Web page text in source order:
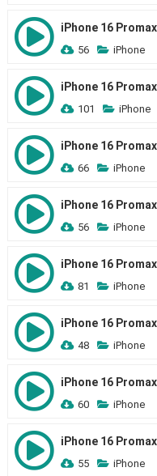
iPhone 16
56 iPhone
iPhone 16
101 iPhone
iPhone 16
66 iPhone
iPhone 16
56 iPhone
iPhone 16
81 iPhone
iPhone 16
48 iPhone
iPhone 16
60 iPhone
iPhone 16
55 iPhone